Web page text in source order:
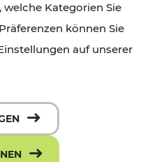
Kategorien Sie
können Sie
auf unserer